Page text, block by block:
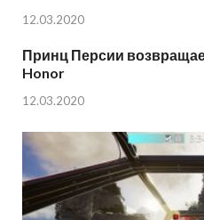
12.03.2020
Принц Персии
Honor
12.03.2020